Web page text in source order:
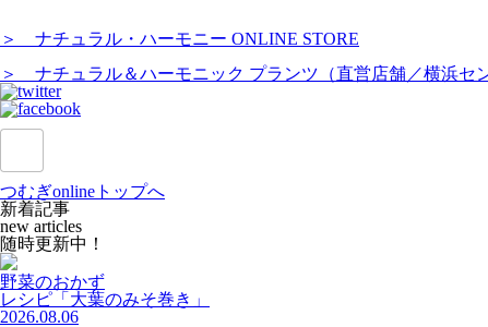
＞ ナチュラル・ハーモニー ONLINE STORE
＞ ナチュラル＆ハーモニック プランツ（直営店舗／横浜セ
つむぎonlineトップへ
新着記事
new articles
随時更新中 ！
野菜のおかず
レシピ「大葉のみそ巻き」
2026.08.06